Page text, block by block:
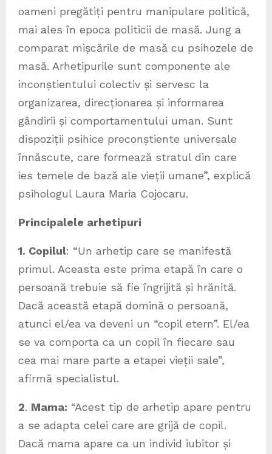
oameni pregătiți pentru manipulare politică,
mai ales în epoca politicii de masă. Jung a
comparat mișcările de masă cu psihozele de
masă. Arhetipurile sunt componente ale
inconștientului colectiv și servesc la
organizarea, direcționarea și informarea
gândirii și comportamentului uman. Sunt
dispoziții psihice preconștiente universale
înnăscute, care formează stratul din care
ies temele de bază ale vieții umane”, explică
psihologul Laura Maria Cojocaru.
Principalele arhetipuri
1. Copilul: “Un arhetip care se manifestă
primul. Aceasta este prima etapă în care o
persoană trebuie să fie îngrijită și hrănită.
Dacă această etapă domină o persoană,
atunci el/ea va deveni un “copil etern”. El/ea
se va comporta ca un copil în fiecare sau
cea mai mare parte a etapei vieții sale”,
afirmă specialistul.
2. Mama: “Acest tip de arhetip apare pentru
a se adapta celei care are grijă de copil.
Dacă mama apare ca un individ iubitor și